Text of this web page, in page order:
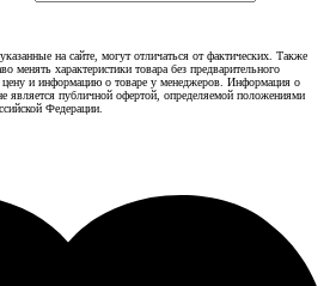
на сайте, могут отличаться от фактических. Также
менять характеристики товара без предварительного
цену и информацию о товаре у менеджеров. Информация о
является публичной офертой, определяемой положениями
Федерации.